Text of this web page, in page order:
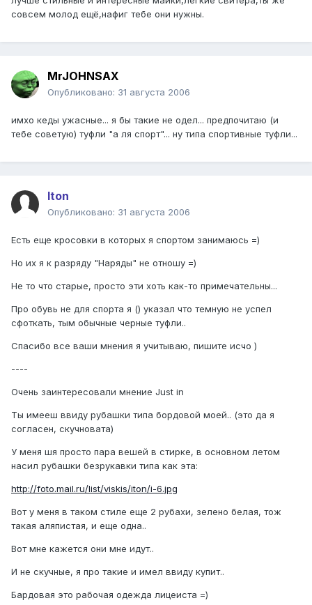
совсем молод ещё,нафиг тебе они нужны.
MrJOHNSAX
Опубликовано: 31 августа 2006
имхо кеды ужасные... я бы такие не одел... предпочитаю (и
тебе советую) туфли "а ля спорт"... ну типа спортивные туфли...
Iton
Опубликовано: 31 августа 2006
Есть еще кросовки в которых я спортом занимаюсь =)
Но их я к разряду "Наряды" не отношу =)
Не то что старые, просто эти хоть как-то примечательны...
Про обувь не для спорта я () указал что темную не успел
сфоткать, тым обычные черные туфли..
Спасибо все ваши мнения я учитываю, пишите исчо )
----
Очень заинтересовали мнение Just in
Ты имееш ввиду рубашки типа бордовой моей.. (это да я
согласен, скучновата)
У меня шя просто пара вешей в стирке, в основном летом
насил рубашки безрукавки типа как эта:
http://foto.mail.ru/list/viskis/iton/i-6.jpg
Вот у меня в таком стиле еще 2 рубахи, зелено белая, тож
такая аляпистая, и еще одна..
Вот мне кажется они мне идут..
И не скучные, я про такие и имел ввиду купит..
Бардовая это рабочая одежда лицеиста =)